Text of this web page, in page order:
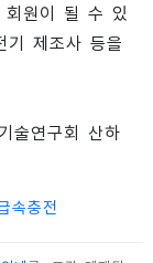
원이 될 수 있
기 제조사 등을
술연구회 산하
속충전